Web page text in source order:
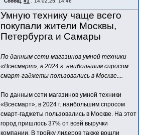
Умную технику чаще всего
покупали жители Москвы,
Петербурга и Самары
По данным сети магазинов умной техники
«Всесмарт», в 2024 г. наибольшим спросом
смарт-гаджеты пользовались в Москве....
По данным сети магазинов умной техники
«Всесмарт», в 2024 г. наибольшим спросом
смарт-гаджеты пользовались в Москве. На этот
город пришлось 37% от всей выручки
компании. В тройку лидеров также вошли